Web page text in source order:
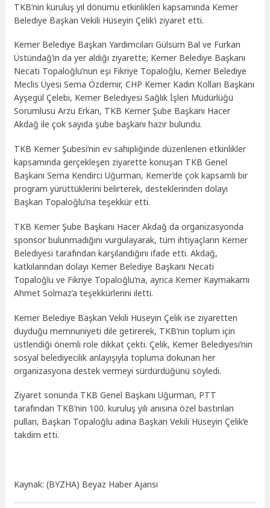
TKB’nin kuruluş yıl dönümü etkinlikleri kapsamında Kemer
Belediye Başkan Vekili Hüseyin Çelik’i ziyaret etti.
Kemer Belediye Başkan Yardımcıları Gülsüm Bal ve Furkan
Üstündağ’ın da yer aldığı ziyarette; Kemer Belediye Başkanı
Necati Topaloğlu’nun eşi Fikriye Topaloğlu, Kemer Belediye
Meclis Üyesi Sema Özdemir, CHP Kemer Kadın Kolları Başkanı
Ayşegül Çelebi, Kemer Belediyesi Sağlık İşleri Müdürlüğü
Sorumlusu Arzu Erkan, TKB Kemer Şube Başkanı Hacer
Akdağ ile çok sayıda şube başkanı hazır bulundu.
TKB Kemer Şubesi’nin ev sahipliğinde düzenlenen etkinlikler
kapsamında gerçekleşen ziyarette konuşan TKB Genel
Başkanı Sema Kendirci Uğurman, Kemer’de çok kapsamlı bir
program yürüttüklerini belirterek, desteklerinden dolayı
Başkan Topaloğlu’na teşekkür etti.
TKB Kemer Şube Başkanı Hacer Akdağ da organizasyonda
sponsor bulunmadığını vurgulayarak, tüm ihtiyaçların Kemer
Belediyesi tarafından karşılandığını ifade etti. Akdağ,
katkılarından dolayı Kemer Belediye Başkanı Necati
Topaloğlu ve Fikriye Topaloğlu’na, ayrıca Kemer Kaymakamı
Ahmet Solmaz’a teşekkürlerini iletti.
Kemer Belediye Başkan Vekili Hüseyin Çelik ise ziyaretten
duyduğu memnuniyeti dile getirerek, TKB’nin toplum için
üstlendiği önemli role dikkat çekti. Çelik, Kemer Belediyesi’nin
sosyal belediyecilik anlayışıyla topluma dokunan her
organizasyona destek vermeyi sürdürdüğünü söyledi.
Ziyaret sonunda TKB Genel Başkanı Uğurman, PTT
tarafından TKB’nin 100. kuruluş yılı anısına özel bastırılan
pulları, Başkan Topaloğlu adına Başkan Vekili Hüseyin Çelik’e
takdim etti.
Kaynak: (BYZHA) Beyaz Haber Ajansı